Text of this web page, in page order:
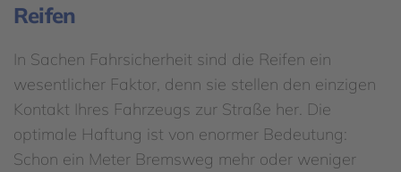
Reifen
In Sachen Fahrsicherheit sind die Reifen ein
wesentlicher Faktor, denn sie stellen den einzigen
Kontakt Ihres Fahrzeugs zur Straße her. Die
optimale Haftung ist von enormer Bedeutung:
Schon ein Meter Bremsweg mehr oder weniger